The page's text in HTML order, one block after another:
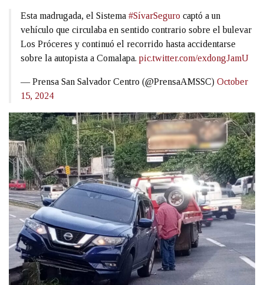
Esta madrugada, el Sistema #SívarSeguro captó a un
vehículo que circulaba en sentido contrario sobre el bulevar
Los Próceres y continuó el recorrido hasta accidentarse
sobre la autopista a Comalapa. pic.twitter.com/exdongJamU
— Prensa San Salvador Centro (@PrensaAMSSC) October
15, 2024